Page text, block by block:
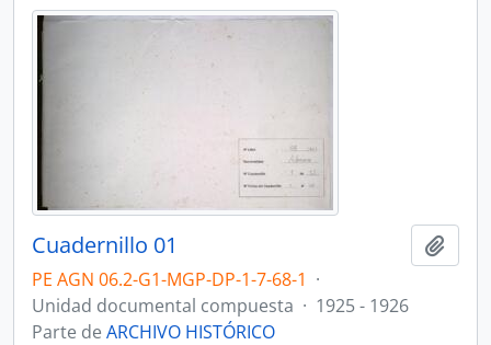
Cuadernillo 01
PE AGN 06.2-G1-MGP-DP-1-7-68-1 ·
Unidad documental compuesta · 1925 - 1926
Parte de ARCHIVO HISTÓRICO